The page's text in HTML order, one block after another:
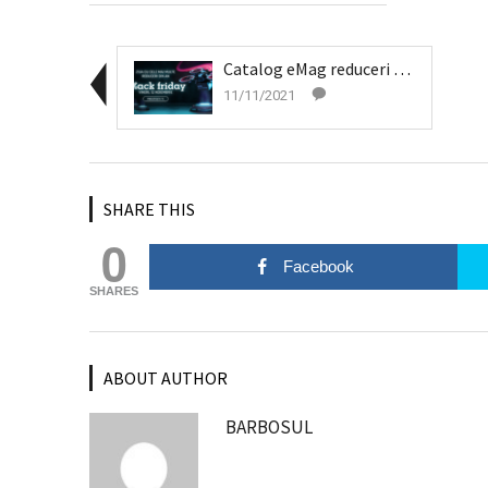
Catalog eMag reduceri Black Friday 2021
11/11/2021
SHARE THIS
0
SHARES
Facebook
ABOUT AUTHOR
BARBOSUL